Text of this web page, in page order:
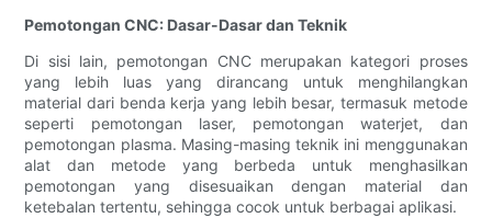
Pemotongan CNC: Dasar-Dasar dan Teknik
Di sisi lain, pemotongan CNC merupakan kategori proses
yang lebih luas yang dirancang untuk menghilangkan
material dari benda kerja yang lebih besar, termasuk metode
seperti pemotongan laser, pemotongan waterjet, dan
pemotongan plasma. Masing-masing teknik ini menggunakan
alat dan metode yang berbeda untuk menghasilkan
pemotongan yang disesuaikan dengan material dan
ketebalan tertentu, sehingga cocok untuk berbagai aplikasi.